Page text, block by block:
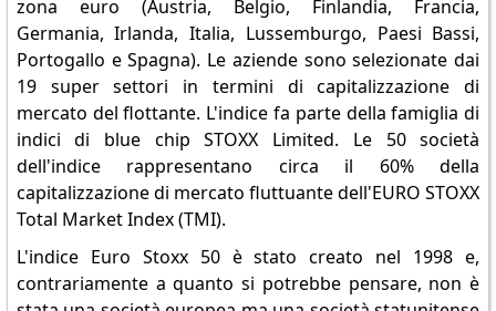
zona euro (Austria, Belgio, Finlandia, Francia,
Germania, Irlanda, Italia, Lussemburgo, Paesi Bassi,
Portogallo e Spagna). Le aziende sono selezionate dai
19 super settori in termini di capitalizzazione di
mercato del flottante. L'indice fa parte della famiglia di
indici di blue chip STOXX Limited. Le 50 società
dell'indice rappresentano circa il 60% della
capitalizzazione di mercato fluttuante dell'EURO STOXX
Total Market Index (TMI).
L'indice Euro Stoxx 50 è stato creato nel 1998 e,
contrariamente a quanto si potrebbe pensare, non è